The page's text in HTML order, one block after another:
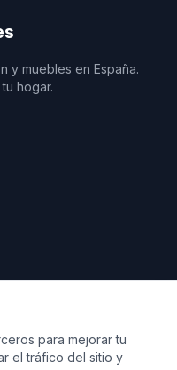
y muebles en España.
hogar.
para mejorar tu
el tráfico del sitio y